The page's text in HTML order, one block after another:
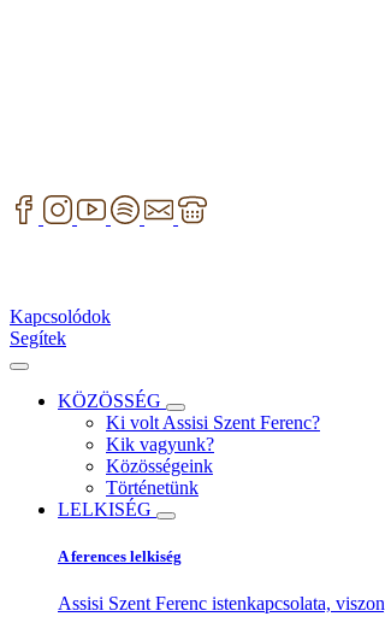
Kapcsolódok
Segítek
KÖZÖSSÉG
Ki volt Assisi Szent Ferenc?
Kik vagyunk?
Közösségeink
Történetünk
LELKISÉG
A ferences lelkiség
Assisi Szent Ferenc istenkapcsolata,